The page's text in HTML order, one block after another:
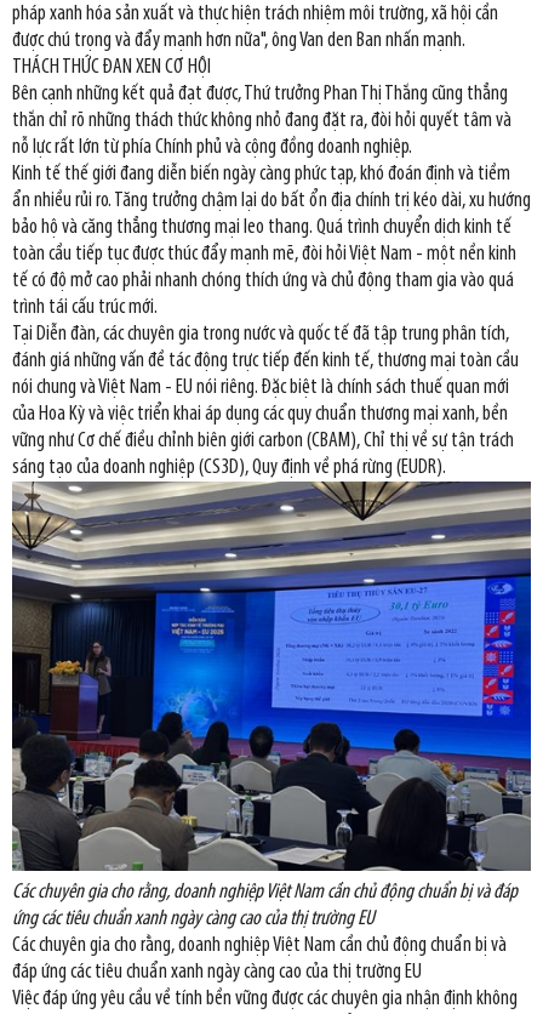
pháp xanh hóa sản xuất và thực hiện trách nhiệm môi trường, xã hội cần
được chú trọng và đẩy mạnh hơn nữa", ông Van den Ban nhấn mạnh.
THÁCH THỨC ĐAN XEN CƠ HỘI
Bên cạnh những kết quả đạt được, Thứ trưởng Phan Thị Thắng cũng thẳng
thắn chỉ rõ những thách thức không nhỏ đang đặt ra, đòi hỏi quyết tâm và
nỗ lực rất lớn từ phía Chính phủ và cộng đồng doanh nghiệp.
Kinh tế thế giới đang diễn biến ngày càng phức tạp, khó đoán định và tiềm
ẩn nhiều rủi ro. Tăng trưởng chậm lại do bất ổn địa chính trị kéo dài, xu hướng
bảo hộ và căng thẳng thương mại leo thang. Quá trình chuyển dịch kinh tế
toàn cầu tiếp tục được thúc đẩy mạnh mẽ, đòi hỏi Việt Nam - một nền kinh
tế có độ mở cao phải nhanh chóng thích ứng và chủ động tham gia vào quá
trình tái cấu trúc mới.
Tại Diễn đàn, các chuyên gia trong nước và quốc tế đã tập trung phân tích,
đánh giá những vấn đề tác động trực tiếp đến kinh tế, thương mại toàn cầu
nói chung và Việt Nam - EU nói riêng. Đặc biệt là chính sách thuế quan mới
của Hoa Kỳ và việc triển khai áp dụng các quy chuẩn thương mại xanh, bền
vững như Cơ chế điều chỉnh biên giới carbon (CBAM), Chỉ thị về sự tận trách
sáng tạo của doanh nghiệp (CS3D), Quy định về phá rừng (EUDR).
Các chuyên gia cho rằng, doanh nghiệp Việt Nam cần chủ động chuẩn bị và đáp
ứng các tiêu chuẩn xanh ngày càng cao của thị trường EU
Các chuyên gia cho rằng, doanh nghiệp Việt Nam cần chủ động chuẩn bị và
đáp ứng các tiêu chuẩn xanh ngày càng cao của thị trường EU
Việc đáp ứng yêu cầu về tính bền vững được các chuyên gia nhận định không